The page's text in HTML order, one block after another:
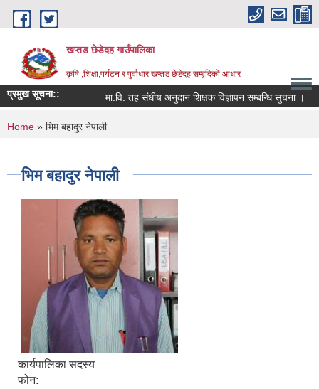
Skip to main content
खप्तड छेडेदह गाउँपालिका
कृषि ,शिक्षा,पर्यटन र पुर्वाधार खप्तड छेडेदह सम्बृदिको आधार
प्रमुख सूचना:: मा.वि. तह संधीय अनुदान शिक्षक विज्ञापन सम्बन्धि सुचना ।
You are here
Home » भिम बहादुर नेपाली
भिम बहादुर नेपाली
कार्यपालिका सदस्य
फोन: